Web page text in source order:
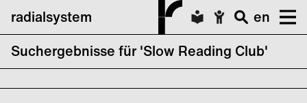
radialsystem
en
Suchergebnisse für 'Slow Reading Club'
New Empathies